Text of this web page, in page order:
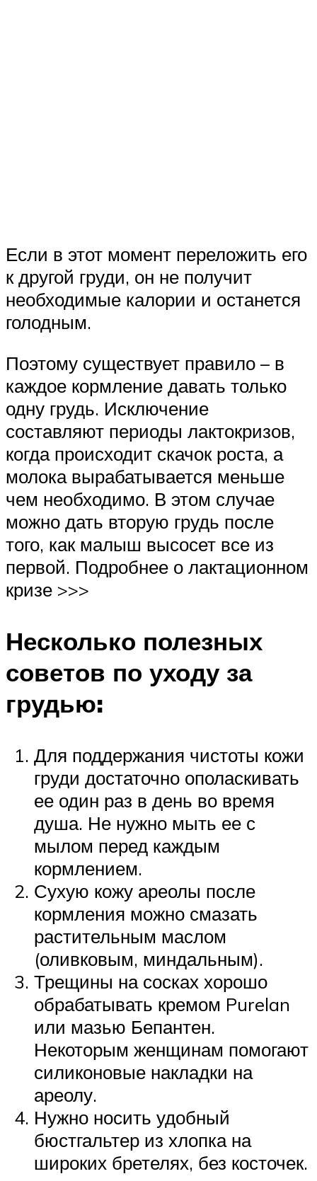
Если в этот момент переложить его
к другой груди, он не получит
необходимые калории и останется
голодным.
Поэтому существует правило – в
каждое кормление давать только
одну грудь. Исключение
составляют периоды лактокризов,
когда происходит скачок роста, а
молока вырабатывается меньше
чем необходимо. В этом случае
можно дать вторую грудь после
того, как малыш высосет все из
первой. Подробнее о лактационном
кризе >>>
Несколько полезных
советов по уходу за
грудью:
Для поддержания чистоты кожи
груди достаточно ополаскивать
ее один раз в день во время
душа. Не нужно мыть ее с
мылом перед каждым
кормлением.
Сухую кожу ареолы после
кормления можно смазать
растительным маслом
(оливковым, миндальным).
Трещины на сосках хорошо
обрабатывать кремом Purelan
или мазью Бепантен.
Некоторым женщинам помогают
силиконовые накладки на
ареолу.
Нужно носить удобный
бюстгальтер из хлопка на
широких бретелях, без косточек.